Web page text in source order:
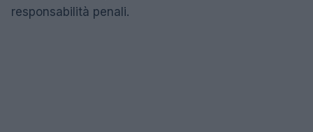
responsabilità penali.